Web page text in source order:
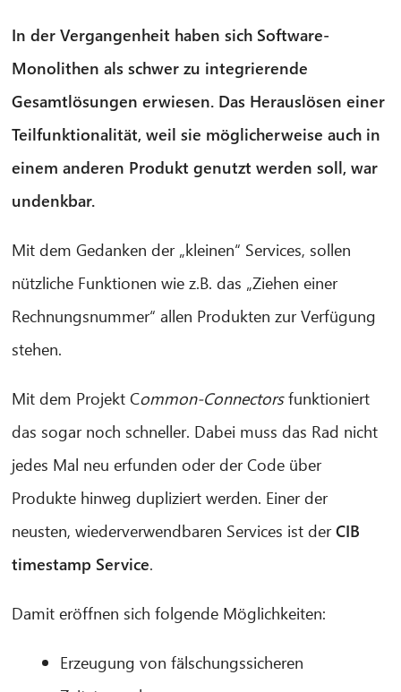
In der Vergangenheit haben sich Software-
Monolithen als schwer zu integrierende
Gesamtlösungen erwiesen. Das Herauslösen einer
Teilfunktionalität, weil sie möglicherweise auch in
einem anderen Produkt genutzt werden soll, war
undenkbar.
Mit dem Gedanken der „kleinen“ Services, sollen
nützliche Funktionen wie z.B. das „Ziehen einer
Rechnungsnummer“ allen Produkten zur Verfügung
stehen.
Mit dem Projekt Common-Connectorsfunktioniert
das sogar noch schneller. Dabei muss das Rad nicht
jedes Mal neu erfunden oder der Code über
Produkte hinweg dupliziert werden. Einer der
neusten, wiederverwendbaren Services ist derCIB
timestamp Service.
Damit eröffnen sich folgende Möglichkeiten:
Erzeugung von fälschungssicheren
CIB AI ChatBot